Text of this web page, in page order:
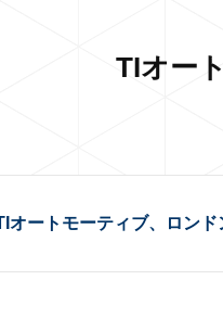
TIオー
オートモーティブ、ロン